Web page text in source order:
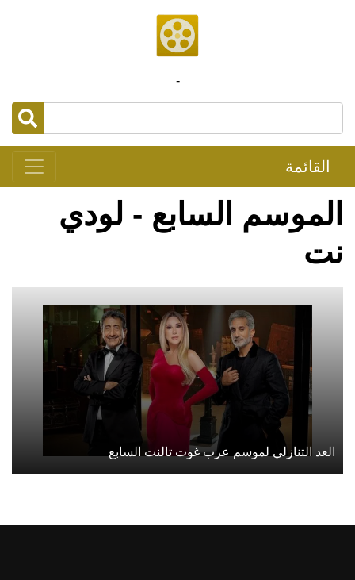
-
القائمة
الموسم السابع - لودي
نت
العد التنازلي لموسم عرب غوت تالنت السابع